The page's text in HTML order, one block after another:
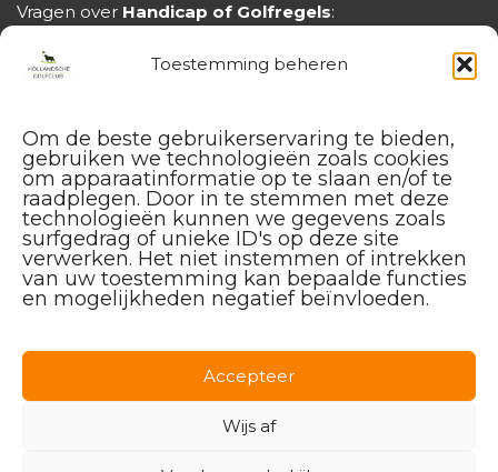
Toestemming beheren
Om de beste gebruikerservaring te bieden,
gebruiken we technologieën zoals cookies
om apparaatinformatie op te slaan en/of te
raadplegen. Door in te stemmen met deze
technologieën kunnen we gegevens zoals
surfgedrag of unieke ID's op deze site
verwerken. Het niet instemmen of intrekken
van uw toestemming kan bepaalde functies
en mogelijkheden negatief beïnvloeden.
Accepteer
Wijs af
Vragen over Handicap of Golfregels:
Instagram